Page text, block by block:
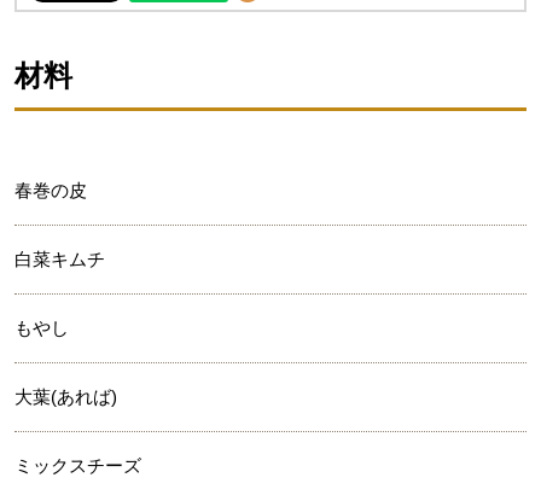
材料
春巻の皮
白菜キムチ
もやし
大葉(あれば)
ミックスチーズ